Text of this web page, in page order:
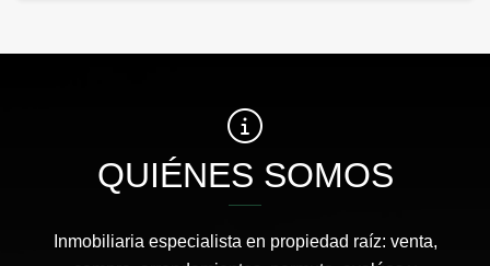
QUIÉNES SOMOS
Inmobiliaria especialista en propiedad raíz: venta,